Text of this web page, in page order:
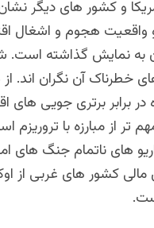
و کشور های دیگر
هجوم و اشغال
به نمایش گذاشته است.
خطرناک آن نگران اند.
در برابر برتری جویی
تر از مبارزه با
های ناتمام جنگ های
کشور های غربی از